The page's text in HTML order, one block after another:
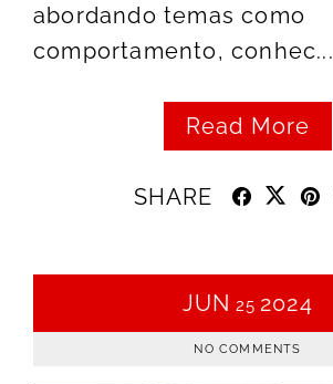
abordando temas como
comportamento, conhec...
Read More
SHARE
JUN 25 2024
NO COMMENTS